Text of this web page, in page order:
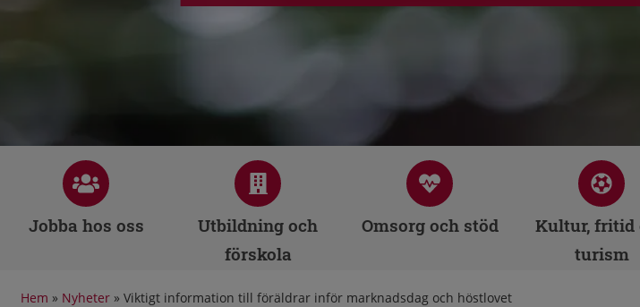
Jobba hos oss
Utbildning och
förskola
Omsorg och stöd
Kultur, fritid
turism
Hem » Nyheter » Viktigt information till föräldrar inför marknadsdag och höstlovet